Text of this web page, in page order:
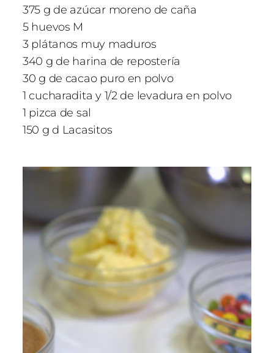
375 g de azúcar moreno de caña
5 huevos M
3 plátanos muy maduros
340 g de harina de repostería
30 g de cacao puro en polvo
1 cucharadita y 1/2 de levadura en polvo
1 pizca de sal
150 g d Lacasitos